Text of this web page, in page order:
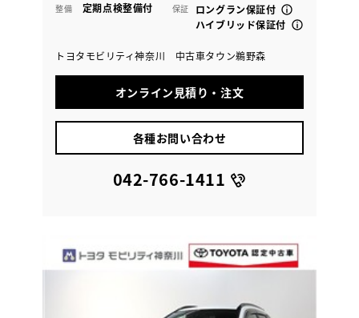
整備 定期点検整備付 保証
ロングラン保証付
ハイブリッド保証付
トヨタモビリティ神奈川 中古車タウン鵜野森
オンライン見積り・注文
各種お問い合わせ
042-766-1411